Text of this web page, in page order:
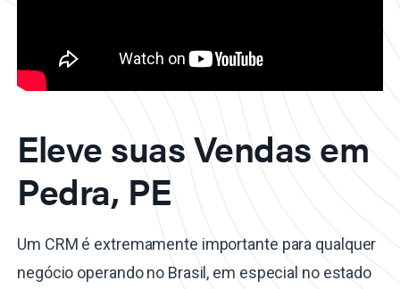
Eleve suas Vendas em
Pedra, PE
Um CRM é extremamente importante para qualquer
negócio operando no Brasil, em especial no estado